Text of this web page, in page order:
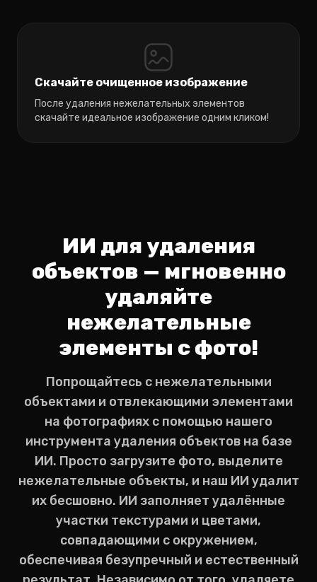
Скачайте очищенное изображение
После удаления нежелательных элементов
скачайте идеальное изображение одним кликом!
ИИ для удаления
объектов — мгновенно
удаляйте
нежелательные
элементы с фото!
Попрощайтесь с нежелательными
объектами и отвлекающими элементами
на фотографиях с помощью нашего
инструмента удаления объектов на базе
ИИ. Просто загрузите фото, выделите
нежелательные объекты, и наш ИИ удалит
их бесшовно. ИИ заполняет удалённые
участки текстурами и цветами,
совпадающими с окружением,
обеспечивая безупречный и естественный